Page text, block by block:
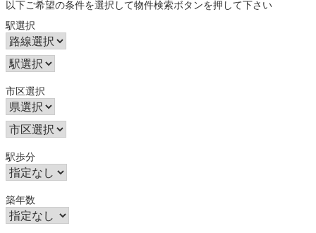
以下ご希望の条件を選択して物件検索ボタンを押して下さい
駅選択
市区選択
駅歩分
築年数